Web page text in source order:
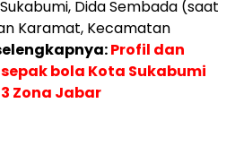
Dida Sembada (saat
Karamat, Kecamatan
Profil dan
bola Kota Sukabumi
Zona Jabar